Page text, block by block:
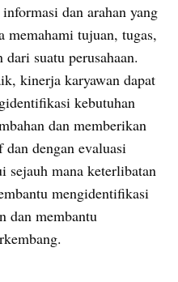
dan arahan yang
memahami tujuan, tugas,
suatu perusahaan.
kinerja karyawan dapat
kebutuhan
dan memberikan
dengan evaluasi
sejauh mana keterlibatan
mengidentifikasi
dan membantu